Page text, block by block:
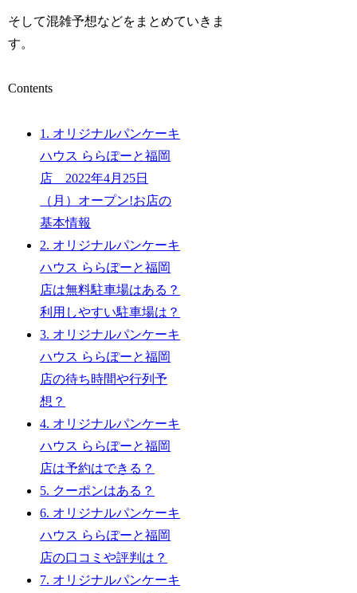
そして混雑予想などをまとめていきま
す。
Contents
1. オリジナルパンケーキ
ハウス ららぽーと福岡
店 2022年4月25日
（月）オープン!お店の
基本情報
2. オリジナルパンケーキ
ハウス ららぽーと福岡
店は無料駐車場はある？
利用しやすい駐車場は？
3. オリジナルパンケーキ
ハウス ららぽーと福岡
店の待ち時間や行列予
想？
4. オリジナルパンケーキ
ハウス ららぽーと福岡
店は予約はできる？
5. クーポンはある？
6. オリジナルパンケーキ
ハウス ららぽーと福岡
店の口コミや評判は？
7. オリジナルパンケーキ